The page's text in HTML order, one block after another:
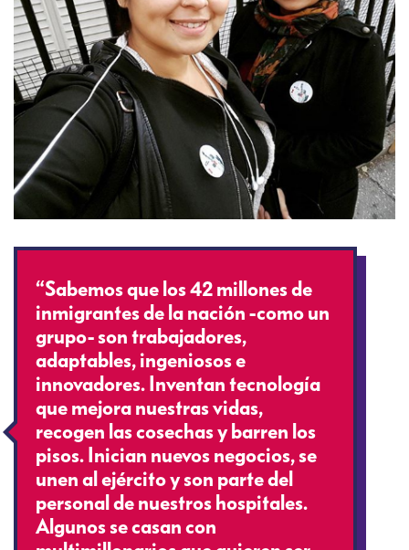
“Sabemos que los 42 millones de
inmigrantes de la nación -como un
grupo- son trabajadores,
adaptables, ingeniosos e
innovadores. Inventan tecnología
que mejora nuestras vidas,
recogen las cosechas y barren los
pisos. Inician nuevos negocios, se
unen al ejército y son parte del
personal de nuestros hospitales.
Algunos se casan con